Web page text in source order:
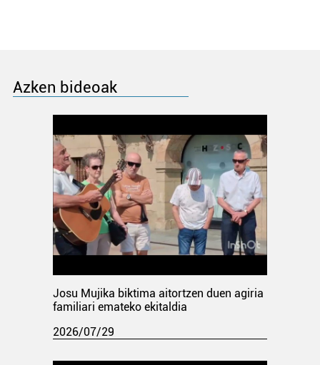
Azken bideoak
Josu Mujika biktima aitortzen duen agiria
familiari emateko ekitaldia
2026/07/29